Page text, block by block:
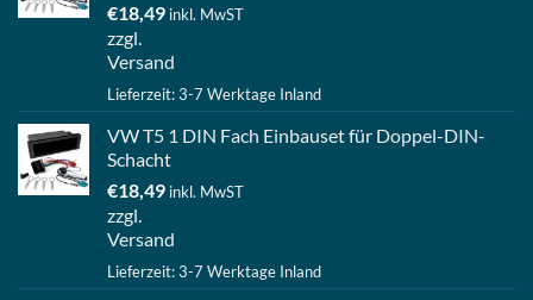
€18,49 inkl. MwST
zzgl.
Versand
Lieferzeit: 3-7 Werktage Inland
VW T5 1 DIN Fach Einbauset für Doppel-DIN-
Schacht
€18,49 inkl. MwST
zzgl.
Versand
Lieferzeit: 3-7 Werktage Inland